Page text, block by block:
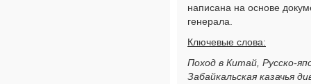
написана на основе
генерала.
Ключевые слова:
Поход в Китай, Русско-
Забайкальская казачья